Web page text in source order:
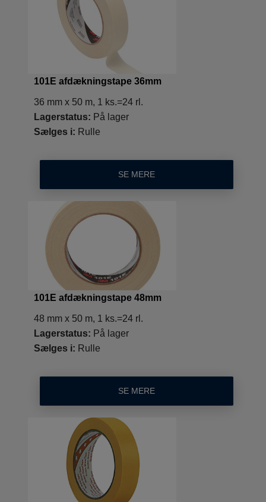
101E afdækningstape 36mm
36 mm x 50 m, 1 ks.=24 rl.
Lagerstatus: På lager
Sælges i: Rulle
SE MERE
101E afdækningstape 48mm
48 mm x 50 m, 1 ks.=24 rl.
Lagerstatus: På lager
Sælges i: Rulle
SE MERE